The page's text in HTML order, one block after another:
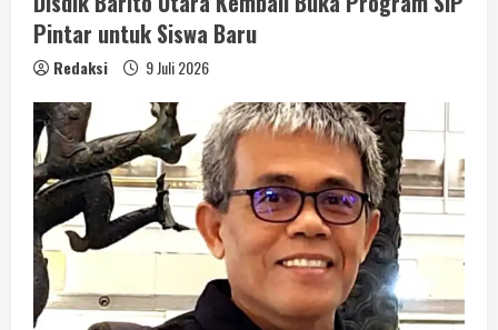
Pintar untuk Siswa Baru
Redaksi 9 Juli 2026